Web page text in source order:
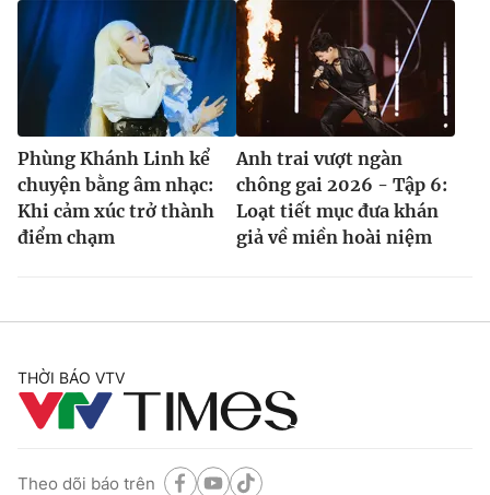
Phùng Khánh Linh kể
chuyện bằng âm nhạc:
Khi cảm xúc trở thành
điểm chạm
Anh trai vượt ngàn
chông gai 2026 - Tập 6:
Loạt tiết mục đưa khán
giả về miền hoài niệm
THỜI BÁO VTV
Theo dõi báo trên